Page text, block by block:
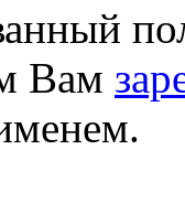
Вам